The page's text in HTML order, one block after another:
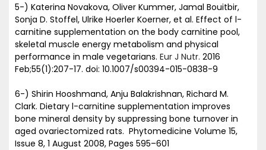
5-) Katerina Novakova, Oliver Kummer, Jamal Bouitbir,
Sonja D. Stoffel, Ulrike Hoerler Koerner, et al. Effect of l-
carnitine supplementation on the body carnitine pool,
skeletal muscle energy metabolism and physical
performance in male vegetarians. Eur J Nutr. 2016
Feb;55(1):207-17. doi: 10.1007/s00394-015-0838-9
​6-) Shirin Hooshmand, Anju Balakrishnan, Richard M.
Clark. Dietary l-carnitine supplementation improves
bone mineral density by suppressing bone turnover in
aged ovariectomized rats. Phytomedicine Volume 15,
Issue 8, 1 August 2008, Pages 595–601